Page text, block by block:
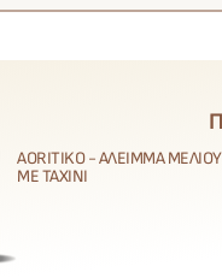
AORITIKO - ΆΛΕΙΜΜΑ ΜΕΛΙΟΎ
ΜΕ ΤΑΧΊΝΙ